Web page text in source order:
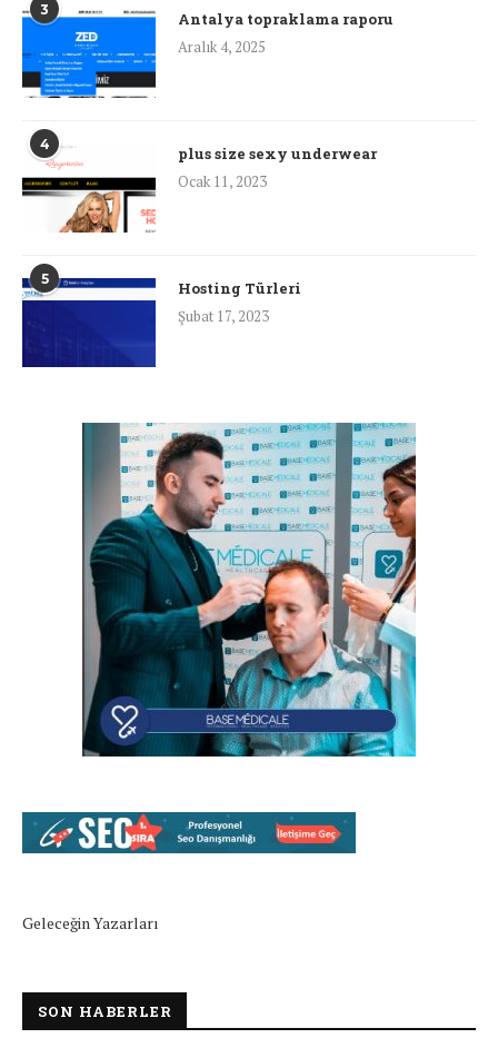
3
Antalya topraklama raporu
Aralık 4, 2025
4
plus size sexy underwear
Ocak 11, 2023
5
Hosting Türleri
Şubat 17, 2023
Geleceğin Yazarları
SON HABERLER